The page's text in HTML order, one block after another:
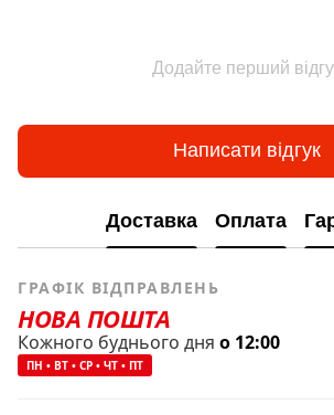
Додайте перший
Написати відгук
Доставка Оплата
ГРАФІК ВІДПРАВЛЕНЬ
НОВА ПОШТА
Кожного буднього дня о 12:00
ПН • ВТ • СР • ЧТ • ПТ